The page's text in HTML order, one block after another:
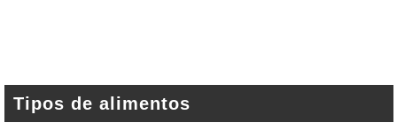
Tipos de alimentos